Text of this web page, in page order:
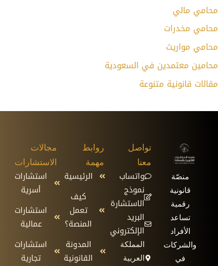
مالي
مخدرات
مواريث
معتمدين في السعودية
قانونية متنوعة
منصّة
قانونية
رقمية
تساعد
الأفراد
والشركات
في
روابط
مهمة
الرئيسية
كيف
تعمل
المنصة؟
المدونة
القانونية
مجالات
الاستشارات
استشارات
أسرية
استشارات
عمالية
استشارات
تجارية
تواصل
معنا
واتساب
نموذج
الاستشارة
البريد
الإلكتروني
المملكة
العربية